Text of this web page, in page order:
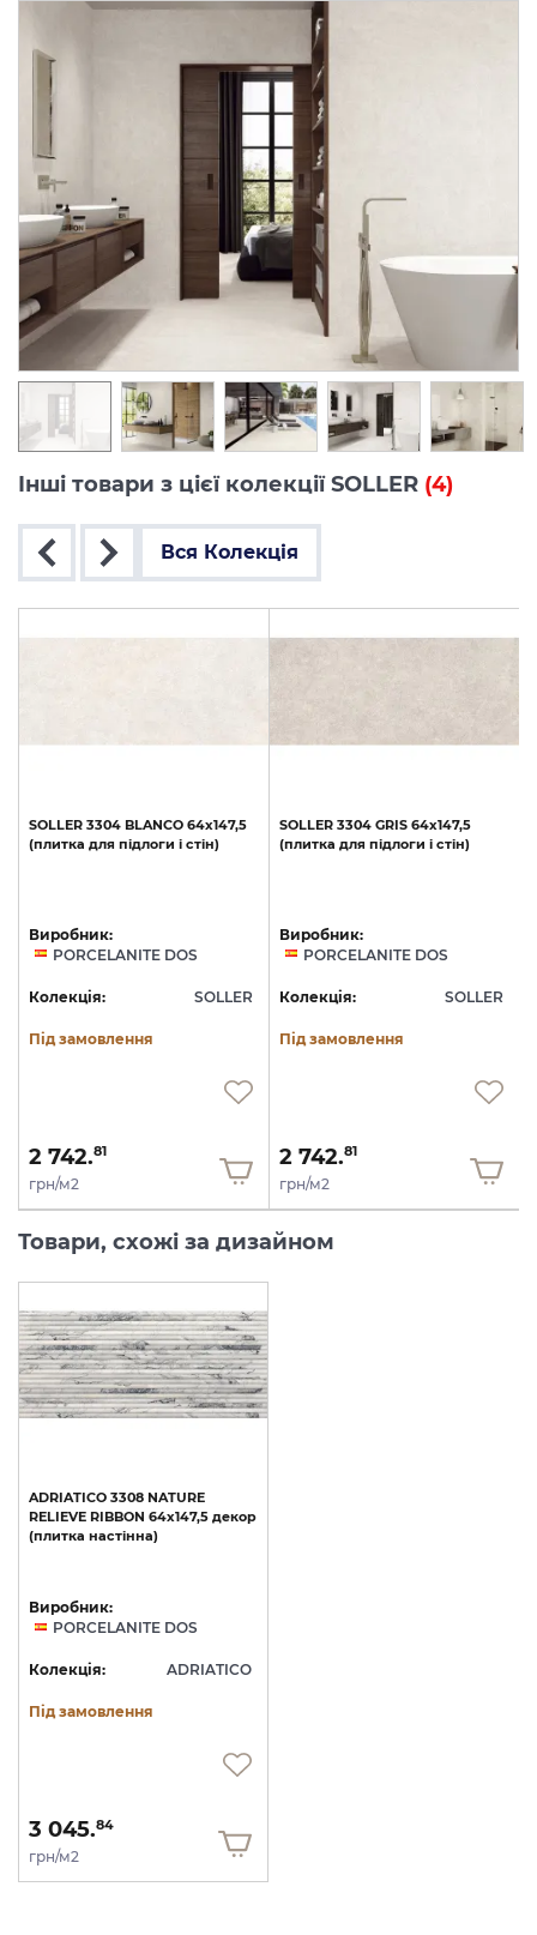
Інші товари з цієї колекції SOLLER (4)
Вся Колекція
SOLLER 3304 BLANCO 64x147,5
(плитка для підлоги і стін)
Виробник:
PORCELANITE DOS
Колекція: SOLLER
Під замовлення
2 742.81
грн/м2
SOLLER 3304 GRIS 64x147,5
(плитка для підлоги і стін)
Виробник:
PORCELANITE DOS
Колекція: SOLLER
Під замовлення
2 742.81
грн/м2
Товари, схожі за дизайном
ADRIATICO 3308 NATURE
RELIEVE RIBBON 64x147,5 декор
(плитка настінна)
Виробник:
PORCELANITE DOS
Колекція: ADRIATICO
Під замовлення
3 045.84
грн/м2